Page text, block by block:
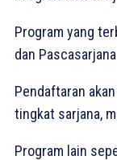
Program yang
dan Pascasarjana
Pendaftaran
tingkat sarjana,
Program lain